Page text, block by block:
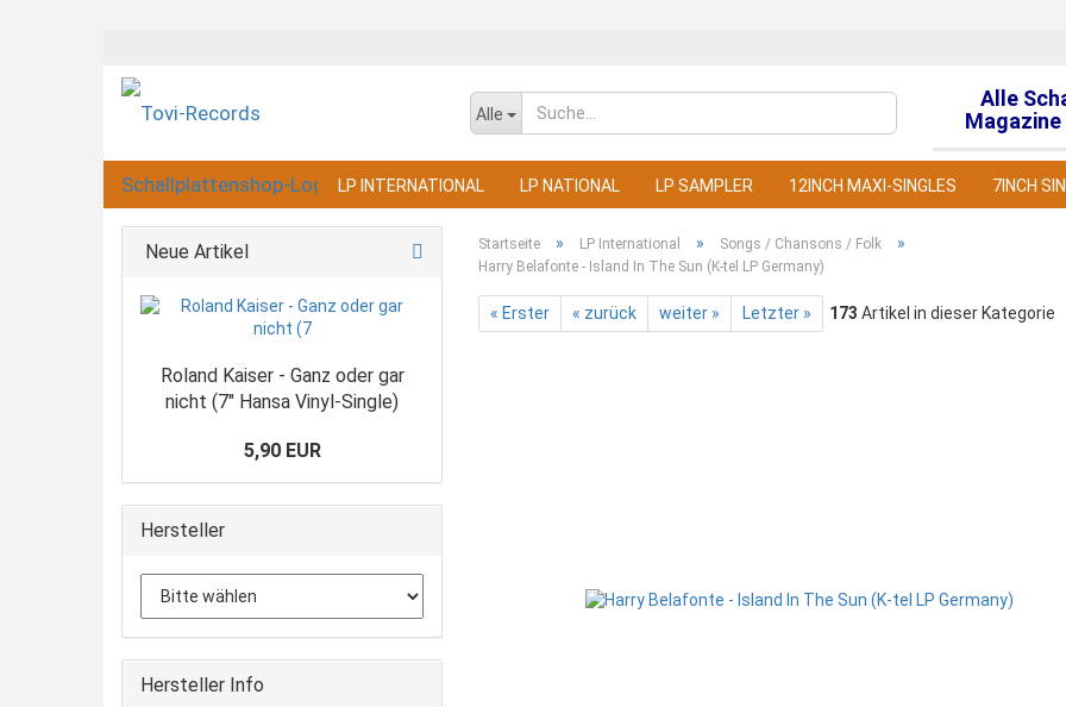
Sprache
Alle
Alle
LP INTERNATIONAL LP NATIONAL LP SAMPLER 12INCH MAXI-SINGLES 7INCH
Startseite » LP International » Songs / Chansons / Folk »
Harry Belafonte - Island In The Sun (K-tel LP Germany)
« Erster « zurück weiter » Letzter » 173 Artikel in dieser Kategorie
Neue Artikel
Roland Kaiser - Ganz oder gar
nicht (7" Hansa Vinyl-Single)
5,90 EUR
Hersteller
Hersteller Info